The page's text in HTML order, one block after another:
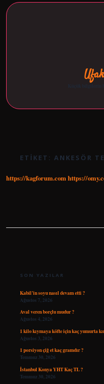
Küçük bilgilerin
ETIKET: ANKESÖR
https://kagforum.com https://
SON YAZILAR
Kabil’in soyu nasıl devam etti ?
Ağustos 7, 2026
Aval veren borçlu mudur ?
Ağustos 4, 2026
1 kilo kıymaya köfte için kaç yumurta
Ağustos 3, 2026
1 porsiyon çiğ et kaç gramdır ?
Temmuz 30, 2026
İstanbul Konya YHT Kaç TL ?
Temmuz 30, 2026